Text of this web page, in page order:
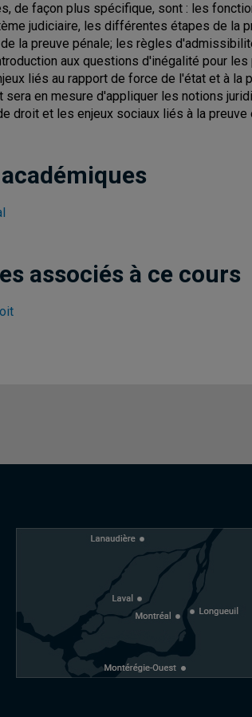
de façon plus spécifique, sont : les
judiciaire, les différentes étapes de la
la preuve pénale; les règles
aux questions d'inégalité pour
liés au rapport de force de l'état et à
sera en mesure d'appliquer les notions
droit et les enjeux sociaux liés à la preuve
associés à ce cours